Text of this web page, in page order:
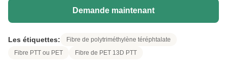
Demande maintenant
Les étiquettes:
Fibre de polytriméthylène téréphtalate
Fibre PTT ou PET
Fibre de PET 13D PTT